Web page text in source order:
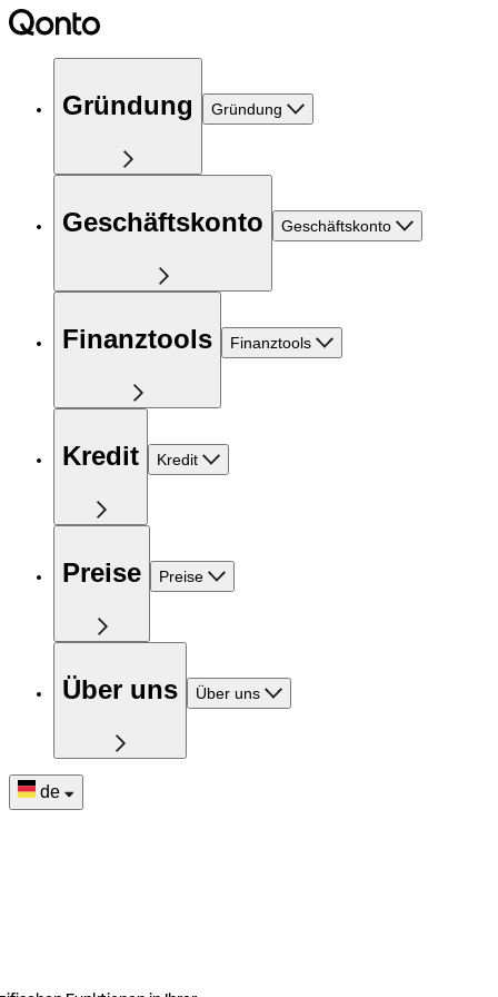
Gründung Gründung
Geschäftskonto Geschäftskonto
Finanztools Finanztools
Kredit Kredit
Preise Preise
Über uns Über uns
de